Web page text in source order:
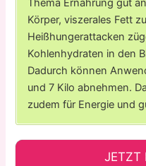
Thema Ernährung gut
Körper, viszerales Fett
Heißhungerattacken
Kohlenhydraten in den
Dadurch können
und 7 Kilo abnehmen.
zudem für Energie und
JETZT